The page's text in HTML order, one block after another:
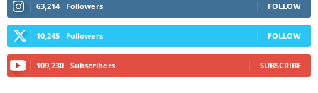
63,214 Followers FOLLOW
10,245 Followers FOLLOW
109,230 Subscribers SUBSCRIBE